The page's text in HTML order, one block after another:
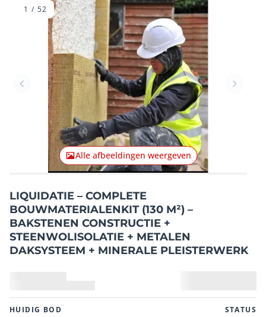
Vorig item
Alle afbeeldingen weergeven
1 / 52
LIQUIDATIE – COMPLETE
BOUWMATERIALENKIT (130 M²) –
BAKSTENEN CONSTRUCTIE +
STEENWOLISOLATIE + METALEN
DAKSYSTEEM + MINERALE PLEISTERWERK
HUIDIG ​​BOD STATUS